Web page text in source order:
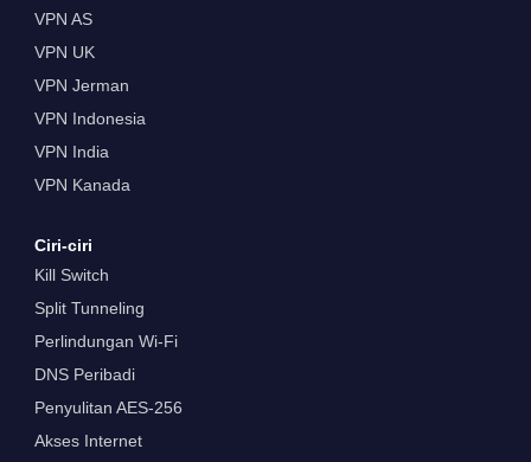
VPN AS
VPN UK
VPN Jerman
VPN Indonesia
VPN India
VPN Kanada
Ciri-ciri
Kill Switch
Split Tunneling
Perlindungan Wi-Fi
DNS Peribadi
Penyulitan AES-256
Akses Internet